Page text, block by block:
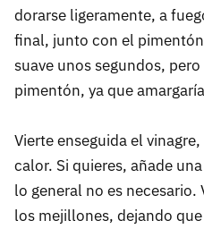
dorarse ligeramente, a
final, junto con el
suave unos segundos,
pimentón, ya que
Vierte enseguida el
calor. Si quieres, añade
lo general no es necesario.
los mejillones, dejando